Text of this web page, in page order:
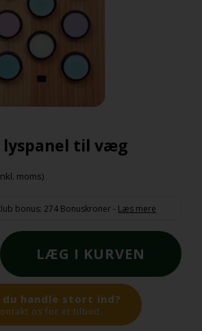
lyspanel til væg
moms)
bonus:274 Bonuskroner - Læs mere
du handle stort ind?
os for et tilbud.